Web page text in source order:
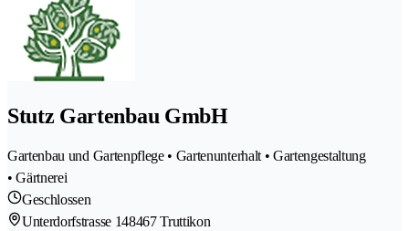
Stutz Gartenbau GmbH
Gartenbau und Gartenpflege • Gartenunterhalt • Gartengestaltung
• Gärtnerei
Geschlossen
Unterdorfstrasse 148467 Truttikon